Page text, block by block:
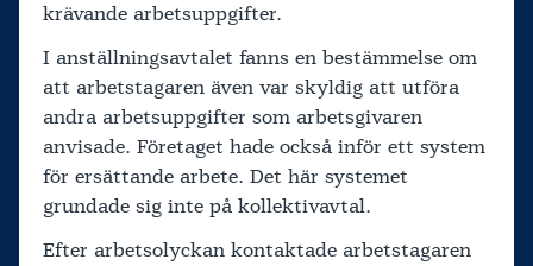
krävande arbetsuppgifter.
I anställningsavtalet fanns en bestämmelse om
att arbetstagaren även var skyldig att utföra
andra arbetsuppgifter som arbetsgivaren
anvisade. Företaget hade också inför ett system
för ersättande arbete. Det här systemet
grundade sig inte på kollektivavtal.
Efter arbetsolyckan kontaktade arbetstagaren